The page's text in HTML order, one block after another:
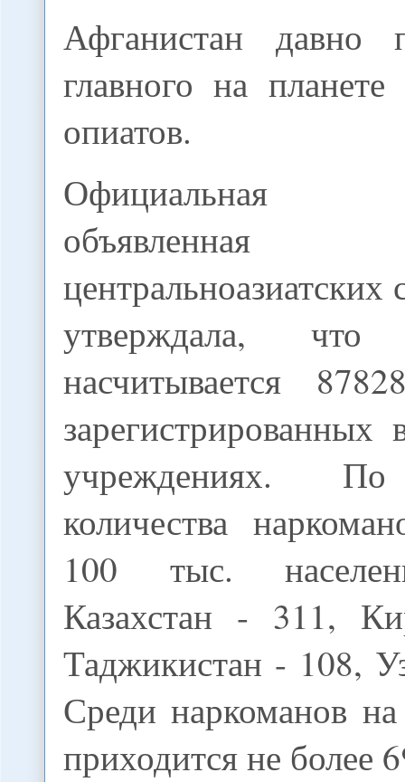
Афганистан давно
главного на планете
опиатов.
Официальная
объявленная
центральноазиатских
утверждала,
насчитывается
учреждениях. По
количества
100 тыс.
Казахстан - 311,
Таджикистан - 108,
Среди наркоманов
приходится не более